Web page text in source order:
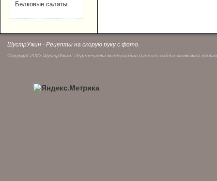
Белковые салаты.
ШустрУжин - Рецепты на скорую руку с фото.
Copyright 2023 ШустрУжин. Перепечатка материалов данного сайта возможна